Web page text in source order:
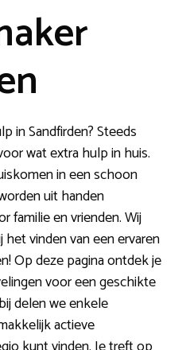
in Sandfirden? Steeds
wat extra hulp in huis.
in een schoon
uit handen
familie en vrienden. Wij
vinden van een ervaren
Op deze pagina ontdek je
voor een geschikte
delen we enkele
actieve